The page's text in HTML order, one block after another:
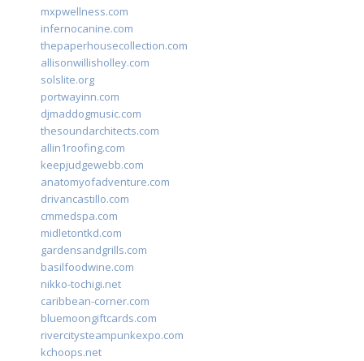
mxpwellness.com
infernocanine.com
thepaperhousecollection.com
allisonwillisholley.com
solslite.org
portwayinn.com
djmaddogmusic.com
thesoundarchitects.com
allin1roofing.com
keepjudgewebb.com
anatomyofadventure.com
drivancastillo.com
cmmedspa.com
midletontkd.com
gardensandgrills.com
basilfoodwine.com
nikko-tochigi.net
caribbean-corner.com
bluemoongiftcards.com
rivercitysteampunkexpo.com
kchoops.net